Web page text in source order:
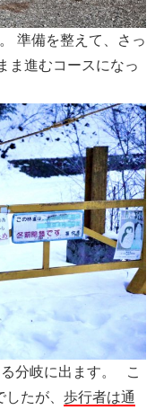
準備を整えて、さっ
ま進むコースになっ
分岐に出ます。 こ
たが、 歩行者は通